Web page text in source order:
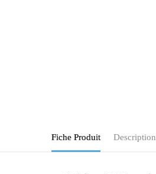
Fiche Produit Description